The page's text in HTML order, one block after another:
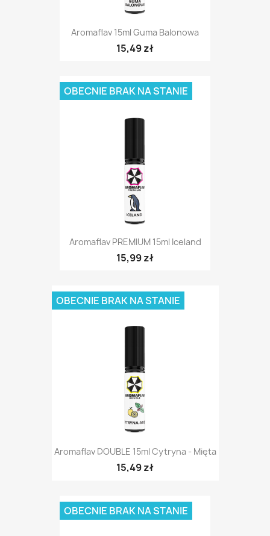
Aromaflav 15ml Guma Balonowa
15,49 zł
Aromaflav PREMIUM 15ml Iceland
15,99 zł
OBECNIE BRAK NA STANIE
Aromaflav DOUBLE 15ml Cytryna - Mięta
15,49 zł
OBECNIE BRAK NA STANIE
OBECNIE BRAK NA STANIE